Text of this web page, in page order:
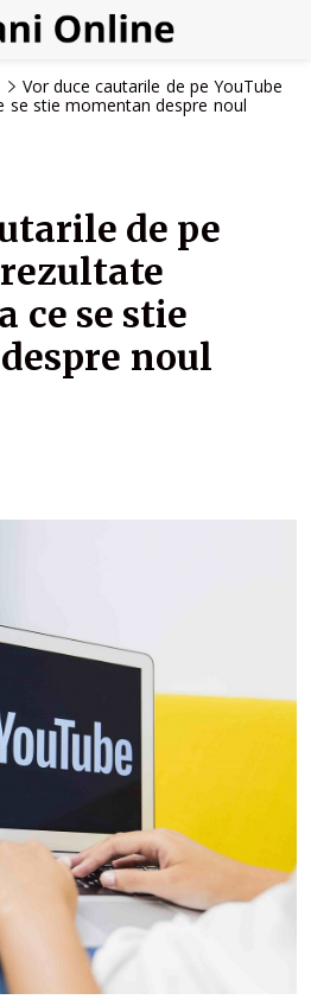
Vor duce cautarile de pe YouTube
se stie momentan despre noul
de pe
ce se stie
noul